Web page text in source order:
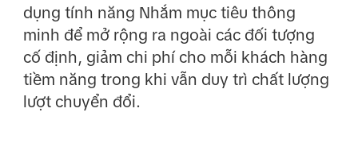
dụng tính năng Nhắm mục tiêu thông
minh để mở rộng ra ngoài các đối tượng
cố định, giảm chi phí cho mỗi khách hàng
tiềm năng trong khi vẫn duy trì chất lượng
lượt chuyển đổi.